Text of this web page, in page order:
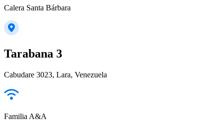
Calera Santa Bárbara
Tarabana 3
Cabudare 3023, Lara, Venezuela
Familia A&A